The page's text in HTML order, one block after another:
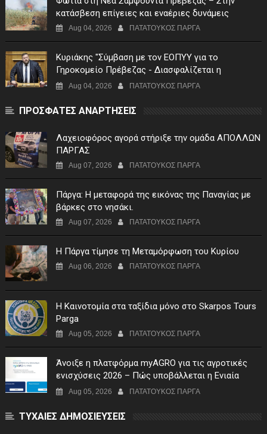
κατάσβεση επίγειες και εναέριες δυνάμεις
Aug 04, 2026 ΠΑΤΑΤΟΥΚΟΣ ΠΑΡΓΑ
Κυριάκης "Σύμβαση με τον ΕΟΠΥΥ για το
Γηροκομείο Πρέβεζας - Διασφαλίζεται η
χρηματοδότηση της λειτουργίας του"
Aug 04, 2026 ΠΑΤΑΤΟΥΚΟΣ ΠΑΡΓΑ
ΠΡΟΣΦΑΤΕΣ ΑΝΑΡΤΗΣΕΙΣ
Λαχειοφόρος αγορά στήριξε την ομάδα ΑΠΟΛΛΩΝ
ΠΑΡΓΑΣ
Aug 07, 2026 ΠΑΤΑΤΟΥΚΟΣ ΠΑΡΓΑ
Πάργα: Η μεταφορά της εικόνας της Παναγίας με
βάρκες στο νησάκι.
Aug 07, 2026 ΠΑΤΑΤΟΥΚΟΣ ΠΑΡΓΑ
Η Πάργα τίμησε τη Μεταμόρφωση του Κυρίου
Aug 06, 2026 ΠΑΤΑΤΟΥΚΟΣ ΠΑΡΓΑ
Η Καινοτομία στα ταξίδια μόνο στο Skarpos Tours
Parga
Aug 05, 2026 ΠΑΤΑΤΟΥΚΟΣ ΠΑΡΓΑ
Άνοιξε η πλατφόρμα myAGRO για τις αγροτικές
ενισχύσεις 2026 – Πώς υποβάλλεται η Ενιαία
Αίτηση Ενίσχυσης
Aug 05, 2026 ΠΑΤΑΤΟΥΚΟΣ ΠΑΡΓΑ
ΤΥΧΑΙΕΣ ΔΗΜΟΣΙΕΥΣΕΙΣ